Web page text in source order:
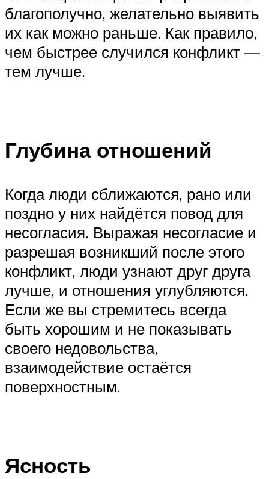
благополучно, желательно выявить
их как можно раньше. Как правило,
чем быстрее случился конфликт —
тем лучше.
Глубина отношений
Когда люди сближаются, рано или
поздно у них найдётся повод для
несогласия. Выражая несогласие и
разрешая возникший после этого
конфликт, люди узнают друг друга
лучше, и отношения углубляются.
Если же вы стремитесь всегда
быть хорошим и не показывать
своего недовольства,
взаимодействие остаётся
поверхностным.
Ясность